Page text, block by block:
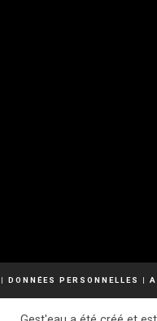
| DONNÉES PERSONNELLES |